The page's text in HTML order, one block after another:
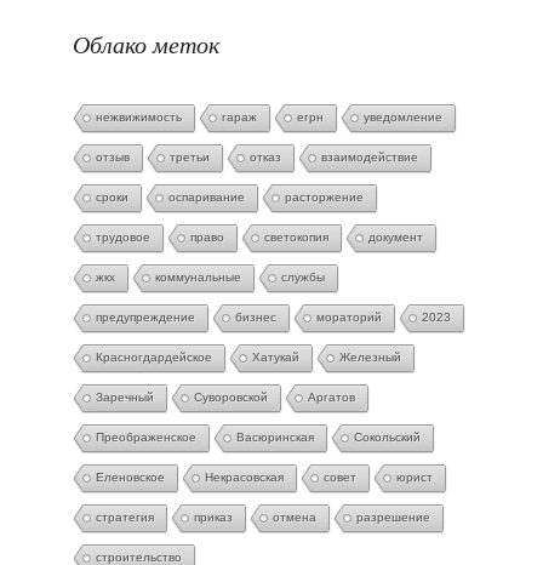
Облако меток
нежвижимость гараж егрн уведомление
отзыв третьи отказ взаимодействие
сроки оспаривание расторжение
трудовое право светокопия документ
жкх коммунальные службы
предупреждение бизнес мораторий 2023
Красногдардейское Хатукай Железный
Заречный Суворовской Аргатов
Преображенское Васюринская Сокольский
Еленовское Некрасовская совет юрист
стратегия приказ отмена разрешение
строительство